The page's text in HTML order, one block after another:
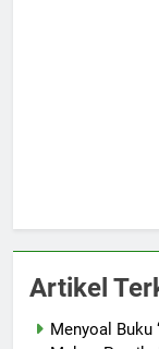
Artikel
Menyoal Buku